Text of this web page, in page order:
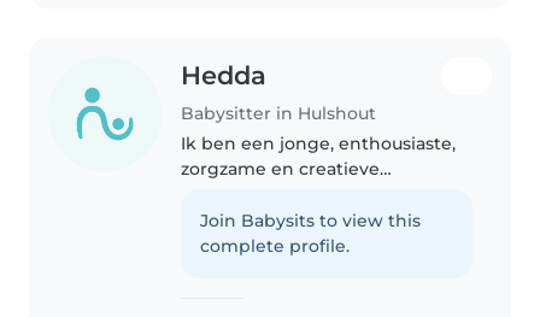
Hedda
Babysitter in Hulshout
Ik ben een jonge, enthousiaste,
zorgzame en creatieve
voor het werken met kinderen.
Ik ben momenteel bezig met
Join Babysits to view this
complete profile.